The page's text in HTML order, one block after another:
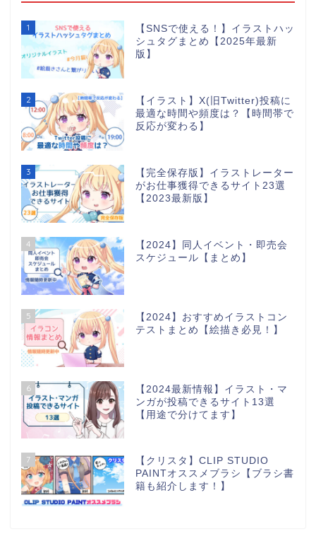
1
【SNSで使える！】イラストハッ
シュタグまとめ【2025年最新
版】
2
【イラスト】X(旧Twitter)投稿に
最適な時間や頻度は？【時間帯で
反応が変わる】
3
【完全保存版】イラストレーター
がお仕事獲得できるサイト23選
【2023最新版】
4
【2024】同人イベント・即売会
スケジュール【まとめ】
5
【2024】おすすめイラストコン
テストまとめ【絵描き必見！】
6
【2024最新情報】イラスト・マ
ンガが投稿できるサイト13選
【用途で分けてます】
7
【クリスタ】CLIP STUDIO
PAINTオススメブラシ【ブラシ書
籍も紹介します！】